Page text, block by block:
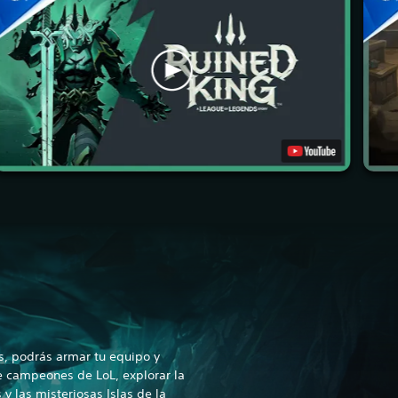
podrás armar tu equipo y
de LoL, explorar la
las misteriosas Islas de la